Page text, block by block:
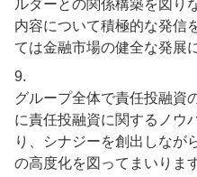
ルダーとの関係構築を図り
内容について積極的な発信
ては金融市場の健全な発展
9.
グループ全体で責任投融資
に責任投融資に関するノウ
り、シナジーを創出しなが
の高度化を図ってまいります